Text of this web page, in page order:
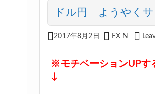
ドル円 ようやくサ
2017年8月2日 FX N
※モチベーションUPす
↓